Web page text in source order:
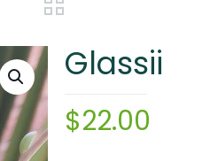
Glassii
$22.00